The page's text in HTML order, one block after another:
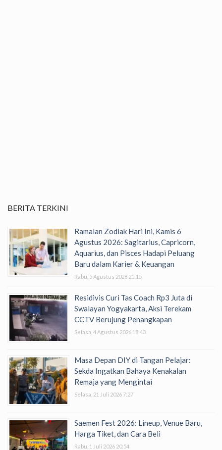
BERITA TERKINI
Ramalan Zodiak Hari Ini, Kamis 6
Agustus 2026: Sagitarius, Capricorn,
Aquarius, dan Pisces Hadapi Peluang
Baru dalam Karier & Keuangan
Rabu, 5 Agustus 2026 21:15
Residivis Curi Tas Coach Rp3 Juta di
Swalayan Yogyakarta, Aksi Terekam
CCTV Berujung Penangkapan
Selasa, 4 Agustus 2026 18:43
Masa Depan DIY di Tangan Pelajar:
Sekda Ingatkan Bahaya Kenakalan
Remaja yang Mengintai
Selasa, 21 Juli 2026 7:27
Saemen Fest 2026: Lineup, Venue Baru,
Harga Tiket, dan Cara Beli
Rabu, 1 Juli 2026 20:54